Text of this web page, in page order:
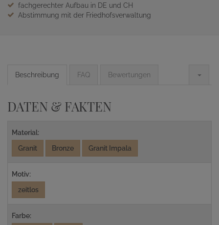
fachgerechter Aufbau in DE und CH
Abstimmung mit der Friedhofsverwaltung
Beschreibung FAQ Bewertungen
DATEN & FAKTEN
Material:
Granit
Bronze Granit Impala
Motiv:
zeitlos
Farbe: